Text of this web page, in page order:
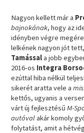
Nagyon kellett már a
bajnokának, hogy az
idényben végre
lelkének nagyon jót
Tamássala jobb
2016-os Integra
ezúttal hiba nélkül
sikerét aratta vele a
kettős, ugyanis a
várt új fejlesztésűM-
autóvalakár komoly
folytatást, amit a